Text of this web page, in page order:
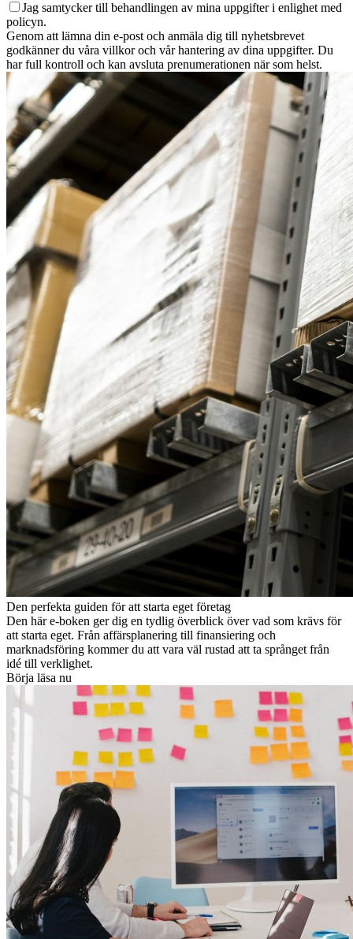
Jag samtycker till behandlingen av mina uppgifter i enlighet med
policyn.
Genom att lämna din e-post och anmäla dig till nyhetsbrevet
godkänner du våra villkor och vår hantering av dina uppgifter. Du
har full kontroll och kan avsluta prenumerationen när som helst.
Den perfekta guiden för att starta eget företag
Den här e-boken ger dig en tydlig överblick över vad som krävs för
att starta eget. Från affärsplanering till finansiering och
marknadsföring kommer du att vara väl rustad att ta språnget från
idé till verklighet.
Börja läsa nu